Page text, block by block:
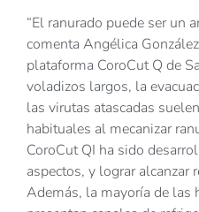
“El ranurado puede ser un
comenta Angélica
plataforma CoroCut Q de
voladizos largos, la
las virutas atascadas
habituales al mecanizar
CoroCut QI ha sido
aspectos, y lograr alcanzar
Además, la mayoría de las